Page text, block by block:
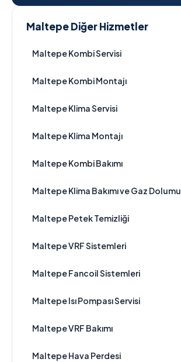
Maltepe Diğer Hizmetler
Maltepe Kombi Servisi
Maltepe Kombi Montajı
Maltepe Klima Servisi
Maltepe Klima Montajı
Maltepe Kombi Bakımı
Maltepe Klima Bakımı ve Gaz Dolumu
Maltepe Petek Temizliği
Maltepe VRF Sistemleri
Maltepe Fancoil Sistemleri
Maltepe Isı Pompası Servisi
Maltepe VRF Bakımı
Maltepe Hava Perdesi